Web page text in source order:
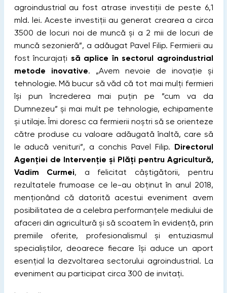
agroindustrial au fost atrase investiții de peste 6,1
mld. lei. Aceste investiții au generat crearea a circa
3500 de locuri noi de muncă și a 2 mii de locuri de
muncă sezonieră”, a adăugat Pavel Filip. Fermierii au
fost încurajați să aplice în sectorul agroindustrial
metode inovative. „Avem nevoie de inovație și
tehnologie. Mă bucur să văd că tot mai mulți fermieri
își pun încrederea mai puțin pe ”cum va da
Dumnezeu” și mai mult pe tehnologie, echipamente
și utilaje. Îmi doresc ca fermierii noștri să se orienteze
către produse cu valoare adăugată înaltă, care să
le aducă venituri”, a conchis Pavel Filip. Directorul
Agenției de Intervenție și Plăți pentru Agricultură,
Vadim Curmei, a felicitat câștigătorii, pentru
rezultatele frumoase ce le-au obținut în anul 2018,
menționând că datorită acestui eveniment avem
posibilitatea de a celebra performanțele mediului de
afaceri din agricultură şi să scoatem în evidență, prin
premiile oferite, profesionalismul şi entuziasmul
specialiștilor, deoarece fiecare îşi aduce un aport
esențial la dezvoltarea sectorului agroindustrial. La
eveniment au participat circa 300 de invitați.